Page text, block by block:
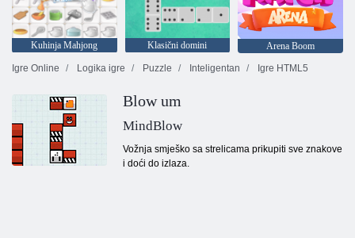
Kuhinja Mahjong Klasični domini
Arena Boom
Igre Online
Logika igre Puzzle Inteligentan Igre HTML5
Blow um
MindBlow
Vožnja smješko sa strelicama prikupiti sve znakove
i doći do izlaza.